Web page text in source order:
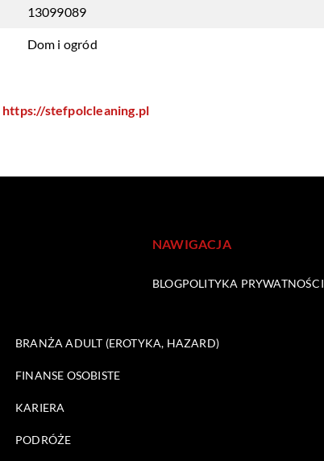
13099089
Dom i ogród
https://stefpolcleaning.pl
NAWIGACJA
BLOGPOLITYKA PRYWATNOŚCI
BRANŻA ADULT (EROTYKA, HAZARD)
FINANSE OSOBISTE
KARIERA
PODRÓŻE